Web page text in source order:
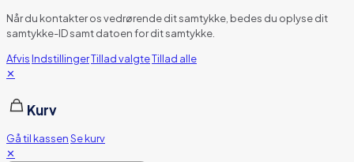
Når du kontakter os vedrørende dit samtykke, bedes du oplyse dit
samtykke-ID samt datoen for dit samtykke.
AfvisIndstillingerTillad valgteTillad alle
✕
Kurv
Gå til kassenSe kurv
✕